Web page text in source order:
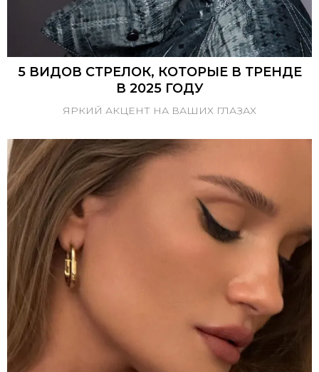
5 ВИДОВ СТРЕЛОК, КОТОРЫЕ В ТРЕНДЕ
В 2025 ГОДУ
ЯРКИЙ АКЦЕНТ НА ВАШИХ ГЛАЗАХ